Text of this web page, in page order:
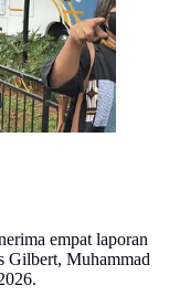
empat laporan
Gilbert, Muhammad